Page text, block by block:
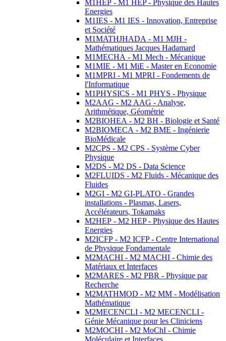
M1HEP - M1 HEP - Physique des Hautes
Energies
M1IES - M1 IES - Innovation, Entreprise
et Société
M1MATHJHADA - M1 MJH -
Mathématiques Jacques Hadamard
M1MECHA - M1 Mech - Mécanique
M1MIE - M1 MiE - Master en Economie
M1MPRI - M1 MPRI - Fondements de
l'Informatique
M1PHYSICS - M1 PHYS - Physique
M2AAG - M2 AAG - Analyse,
Arithmétique, Géométrie
M2BIOHEA - M2 BH - Biologie et Santé
M2BIOMECA - M2 BME - Ingénierie
BioMédicale
M2CPS - M2 CPS - Système Cyber
Physique
M2DS - M2 DS - Data Science
M2FLUIDS - M2 Fluids - Mécanique des
Fluides
M2GI - M2 GI-PLATO - Grandes
installations - Plasmas, Lasers,
Accélérateurs, Tokamaks
M2HEP - M2 HEP - Physique des Hautes
Energies
M2ICFP - M2 ICFP - Centre International
de Physique Fondamentale
M2MACHI - M2 MACHI - Chimie des
Matériaux et Interfaces
M2MARES - M2 PBR - Physique par
Recherche
M2MATHMOD - M2 MM - Modélisation
Mathématique
M2MECENCLI - M2 MECENCLI -
Génie Mécanique pour les Cliniciens
M2MOCHI - M2 MoChI - Chimie
Moléculaire et Interfaces